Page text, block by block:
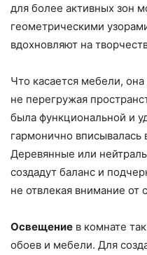
для более активных зон
геометрическими
вдохновляют на
Что касается мебели,
не перегружая
была функциональной и
гармонично
Деревянные или
создадут баланс и
не отвлекая внимание от
Освещение в комнате
обоев и мебели. Для